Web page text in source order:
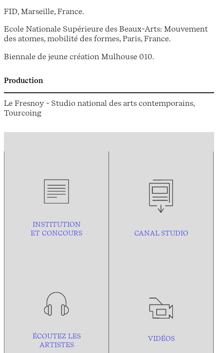
FID, Marseille, France.
Ecole Nationale Supérieure des Beaux-Arts: Mouvement
des atomes, mobilité des formes, Paris, France.
Biennale de jeune création Mulhouse 010.
Production
Le Fresnoy - Studio national des arts contemporains,
Tourcoing
INSTITUTION
ET CONCOURS
CANAL STUDIO
ÉCOUTEZ LES
ARTISTES
VIDÉOS